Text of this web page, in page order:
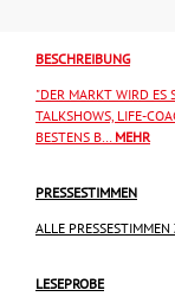
BESCHREIBUNG
"DER MARKT WIRD ES
TALKSHOWS, LIFE-
BESTENS B… MEHR
PRESSESTIMMEN
ALLE
LESEPROBE